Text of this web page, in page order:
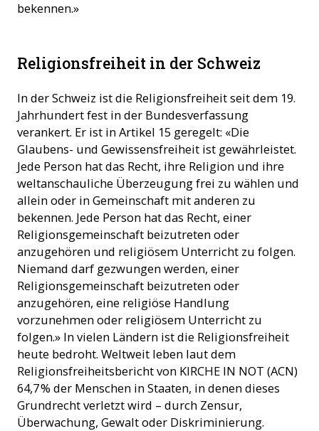
bekennen.»
Religionsfreiheit in der Schweiz
In der Schweiz ist die Religionsfreiheit seit dem 19.
Jahrhundert fest in der Bundesverfassung
verankert. Er ist in Artikel 15 geregelt: «Die
Glaubens- und Gewissensfreiheit ist gewährleistet.
Jede Person hat das Recht, ihre Religion und ihre
weltanschauliche Überzeugung frei zu wählen und
allein oder in Gemeinschaft mit anderen zu
bekennen. Jede Person hat das Recht, einer
Religionsgemeinschaft beizutreten oder
anzugehören und religiösem Unterricht zu folgen.
Niemand darf gezwungen werden, einer
Religionsgemeinschaft beizutreten oder
anzugehören, eine religiöse Handlung
vorzunehmen oder religiösem Unterricht zu
folgen.» In vielen Ländern ist die Religionsfreiheit
heute bedroht. Weltweit leben laut dem
Religionsfreiheitsbericht von KIRCHE IN NOT (ACN)
64,7 % der Menschen in Staaten, in denen dieses
Grundrecht verletzt wird – durch Zensur,
Überwachung, Gewalt oder Diskriminierung.